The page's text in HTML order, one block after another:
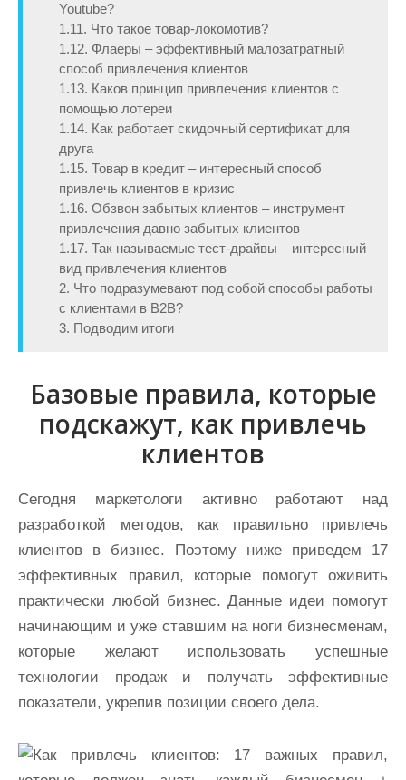
Youtube?
1.11. Что такое товар-локомотив?
1.12. Флаеры – эффективный малозатратный
способ привлечения клиентов
1.13. Каков принцип привлечения клиентов с
помощью лотереи
1.14. Как работает скидочный сертификат для
друга
1.15. Товар в кредит – интересный способ
привлечь клиентов в кризис
1.16. Обзвон забытых клиентов – инструмент
привлечения давно забытых клиентов
1.17. Так называемые тест-драйвы – интересный
вид привлечения клиентов
2. Что подразумевают под собой способы работы
с клиентами в B2B?
3. Подводим итоги
Базовые правила, которые
подскажут, как привлечь
клиентов
Сегодня маркетологи активно работают над
разработкой методов, как правильно привлечь
клиентов в бизнес. Поэтому ниже приведем 17
эффективных правил, которые помогут оживить
практически любой бизнес. Данные идеи помогут
начинающим и уже ставшим на ноги бизнесменам,
которые желают использовать успешные
технологии продаж и получать эффективные
показатели, укрепив позиции своего дела.